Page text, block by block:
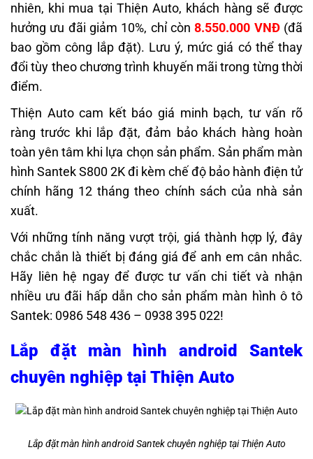
nhiên, khi mua tại Thiện Auto, khách hàng sẽ được
hưởng ưu đãi giảm 10%, chỉ còn8.550.000 VNĐ(đã
bao gồm công lắp đặt). Lưu ý, mức giá có thể thay
đổi tùy theo chương trình khuyến mãi trong từng thời
điểm.
Thiện Auto cam kết báo giá minh bạch, tư vấn rõ
ràng trước khi lắp đặt, đảm bảo khách hàng hoàn
toàn yên tâm khi lựa chọn sản phẩm. Sản phẩm màn
hình Santek S800 2K đi kèm chế độ bảo hành điện tử
chính hãng 12 tháng theo chính sách của nhà sản
xuất.
Với những tính năng vượt trội, giá thành hợp lý, đây
chắc chắn là thiết bị đáng giá để anh em cân nhắc.
Hãy liên hệ ngay để được tư vấn chi tiết và nhận
nhiều ưu đãi hấp dẫn cho sản phẩm màn hình ô tô
Santek: 0986 548 436 – 0938 395 022!
Lắp đặt màn hình android Santek
chuyên nghiệp tại Thiện Auto
Lắp đặt màn hình android Santek chuyên nghiệp tại Thiện Auto